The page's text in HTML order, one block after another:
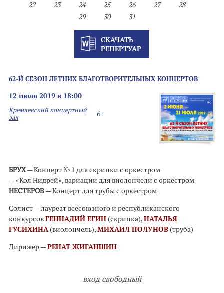
22
23 24 25 26 27
28
29
30 31
СКАЧАТЬ
РЕПЕРТУАР
62-Й СЕЗОН ЛЕТНИХ БЛАГОТВОРИТЕЛЬНЫХ КОНЦЕРТОВ
12 июля 2019 в 18:00
6+
Кремлевский концертный
зал
БРУХ— Концерт № 1 для скрипки с оркестром
— «Кол Нидрей», вариации для виолончели с оркестром
НЕСТЕРОВ— Концерт для трубы с оркестром
Солист — лауреат всесоюзного и республиканского
конкурсовГЕННАДИЙ ЕГИН(скрипка),НАТАЛЬЯ
ГУСИХИНА(виолончель),МИХАИЛ ПОЛУНОВ(труба)
Дирижер —РЕНАТ ЖИГАНШИН
вход свободный